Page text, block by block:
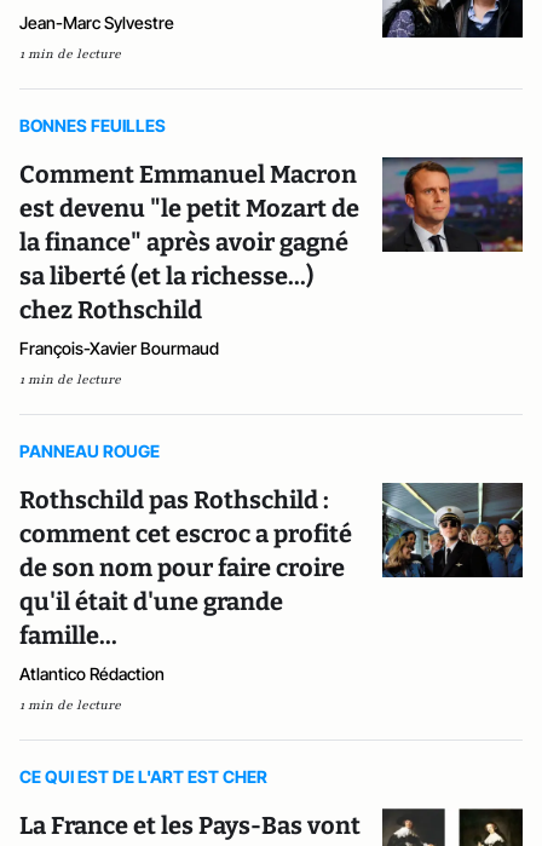
Jean-Marc Sylvestre
1 min de lecture
BONNES FEUILLES
Comment Emmanuel Macron
est devenu "le petit Mozart de
la finance" après avoir gagné
sa liberté (et la richesse...)
chez Rothschild
François-Xavier Bourmaud
1 min de lecture
PANNEAU ROUGE
Rothschild pas Rothschild :
comment cet escroc a profité
de son nom pour faire croire
qu'il était d'une grande
famille...
Atlantico Rédaction
1 min de lecture
CE QUI EST DE L'ART EST CHER
La France et les Pays-Bas vont